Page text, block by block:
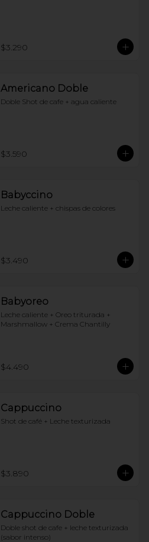
$3.290
Americano Doble
Doble Shot de cafe + agua caliente
$3.590
Babyccino
Leche caliente + chispas de colores
$3.490
Babyoreo
Leche caliente + Oreo triturada +
Marshmallow + Crema Chantilly
$4.490
Cappuccino
Shot de café + Leche texturizada
$3.890
Cappuccino Doble
Doble shot de cafe + leche texturizada
(sabor intenso)